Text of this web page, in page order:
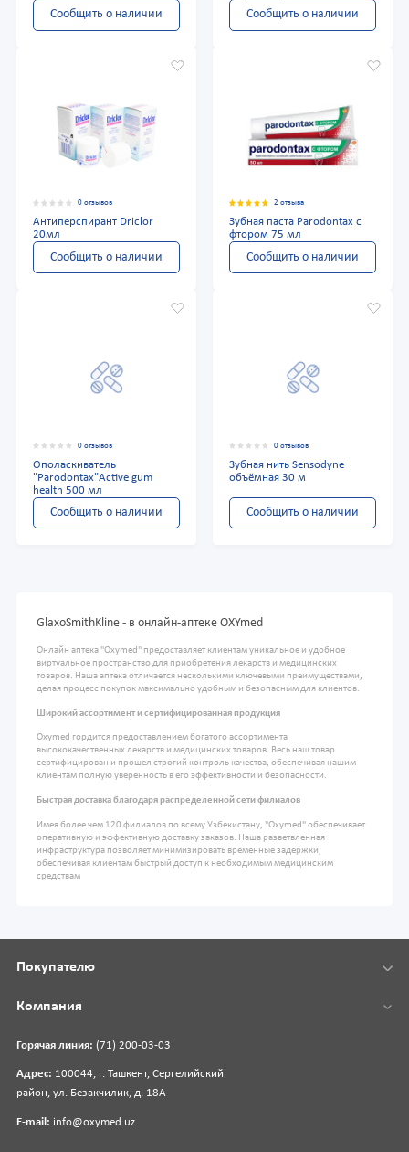
Сообщить о наличии Сообщить о наличии
0 отзывов
Антиперспирант Driclor
20мл
Сообщить о наличии
2 отзыва
Зубная паста Parodontax с
фтором 75 мл
Сообщить о наличии
0 отзывов
Ополаскиватель
"Parodontax"Active gum
health 500 мл
Сообщить о наличии
0 отзывов
Зубная нить Sensodyne
объёмная 30 м
Сообщить о наличии
GlaxoSmithKline - в онлайн-аптеке OXYmed
Онлайн аптека "Oxymed" предоставляет клиентам уникальное и удобное
виртуальное пространство для приобретения лекарств и медицинских
товаров. Наша аптека отличается несколькими ключевыми преимуществами,
делая процесс покупок максимально удобным и безопасным для клиентов.
Широкий ассортимент и сертифицированная продукция
Oxymed гордится предоставлением богатого ассортимента
высококачественных лекарств и медицинских товаров. Весь наш товар
сертифицирован и прошел строгий контроль качества, обеспечивая нашим
клиентам полную уверенность в его эффективности и безопасности.
Быстрая доставка благодаря распределенной сети филиалов
Имея более чем 120 филиалов по всему Узбекистану, "Oxymed" обеспечивает
оперативную и эффективную доставку заказов. Наша разветвленная
инфраструктура позволяет минимизировать временные задержки,
обеспечивая клиентам быстрый доступ к необходимым медицинским
средствам
Горячая линия: (71) 200-03-03
Адрес: 100044, г. Ташкент, Сергелийский
район, ул. Безакчилик, д. 18А
E-mail: info@oxymed.uz
Покупателю
Компания